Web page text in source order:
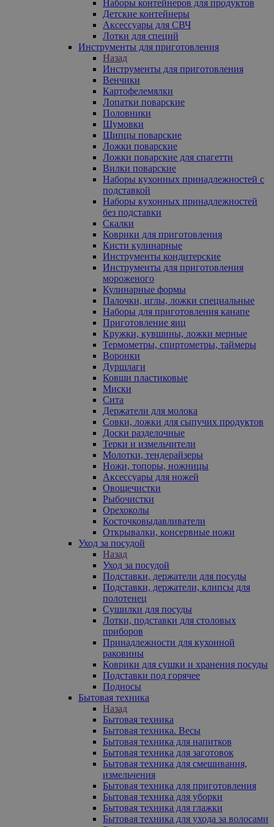
Наборы контейнеров для продуктов
Детские контейнеры
Аксессуары для СВЧ
Лотки для специй
Инструменты для приготовления
Назад
Инструменты для приготовления
Венчики
Картофелемялки
Лопатки поварские
Половники
Шумовки
Щипцы поварские
Ложки поварские
Ложки поварские для спагетти
Вилки поварские
Наборы кухонных принадлежностей с
подставкой
Наборы кухонных принадлежностей
без подставки
Скалки
Коврики для приготовления
Кисти кулинарные
Инструменты кондитерские
Инструменты для приготовления
мороженого
Кулинарные формы
Палочки, иглы, ложки специальные
Наборы для приготовления канапе
Приготовление яиц
Кружки, кувшины, ложки мерные
Термометры, спиртометры, таймеры
Воронки
Дуршлаги
Ковши пластиковые
Миски
Сита
Держатели для молока
Совки, ложки для сыпучих продуктов
Доски разделочные
Терки и измельчители
Молотки, тендерайзеры
Ножи, топоры, ножницы
Аксессуары для ножей
Овощечистки
Рыбочистки
Орехоколы
Косточковыдавливатели
Открывалки, консервные ножи
Уход за посудой
Назад
Уход за посудой
Подставки, держатели для посуды
Подставки, держатели, клипсы для
полотенец
Сушилки для посуды
Лотки, подставки для столовых
приборов
Принадлежности для кухонной
раковины
Коврики для сушки и хранения посуды
Подставки под горячее
Подносы
Бытовая техника
Назад
Бытовая техника
Бытовая техника. Весы
Бытовая техника для напитков
Бытовая техника для заготовок
Бытовая техника для смешивания,
измельчения
Бытовая техника для приготовления
Бытовая техника для уборки
Бытовая техника для глажки
Бытовая техника для ухода за волосами